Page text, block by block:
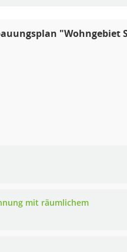
"Wohngebiet
mit räumlichem